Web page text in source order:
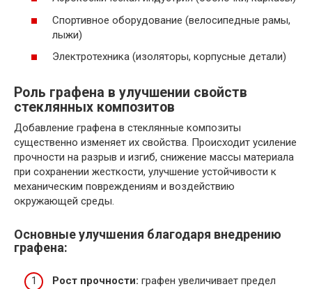
Спортивное оборудование (велосипедные рамы,
лыжи)
Электротехника (изоляторы, корпусные детали)
Роль графена в улучшении свойств
стеклянных композитов
Добавление графена в стеклянные композиты
существенно изменяет их свойства. Происходит усиление
прочности на разрыв и изгиб, снижение массы материала
при сохранении жесткости, улучшение устойчивости к
механическим повреждениям и воздействию
окружающей среды.
Основные улучшения благодаря внедрению
графена:
Рост прочности: графен увеличивает предел